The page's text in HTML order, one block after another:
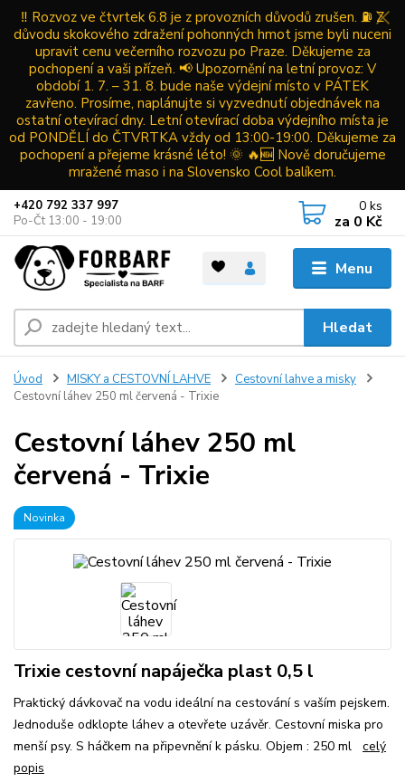
‼️ Rozvoz ve čtvrtek 6.8 je z provozních důvodů zrušen. ⛽ Z
důvodu skokového zdražení pohonných hmot jsme byli nuceni
upravit cenu večerního rozvozu po Praze. Děkujeme za
pochopení a vaši přízeň. 📢 Upozornění na letní provoz: V
období 1. 7. – 31. 8. bude naše výdejní místo v PÁTEK
zavřeno. Prosíme, naplánujte si vyzvednutí objednávek na
ostatní otevírací dny. Letní otevírací doba výdejního místa je
od PONDĚLÍ do ČTVRTKA vždy od 13:00-19:00. Děkujeme za
pochopení a přejeme krásné léto! 🌞 🔥🆕 Nově doručujeme
mražené maso i na Slovensko Cool balíkem.
Menu
Hledat
+420 792 337 997
Po-Čt 13:00 - 19:00
0 ks
za 0 Kč
Úvod MISKY a CESTOVNÍ LAHVE
Cestovní lahve a misky
Cestovní láhev 250 ml červená - Trixie
Cestovní láhev 250 ml
červená - Trixie
Novinka
Trixie cestovní napáječka plast 0,5 l
Praktický dávkovač na vodu ideální na cestování s vaším pejskem.
Jednoduše odklopte láhev a otevřete uzávěr. Cestovní miska pro
menší psy. S háčkem na připevnění k pásku. Objem : 250 ml celý
popis